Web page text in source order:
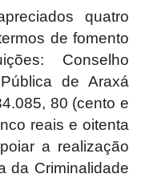
quatro
de fomento
Conselho
de Araxá
80 (cento e
reais e oitenta
a realização
da Criminalidade